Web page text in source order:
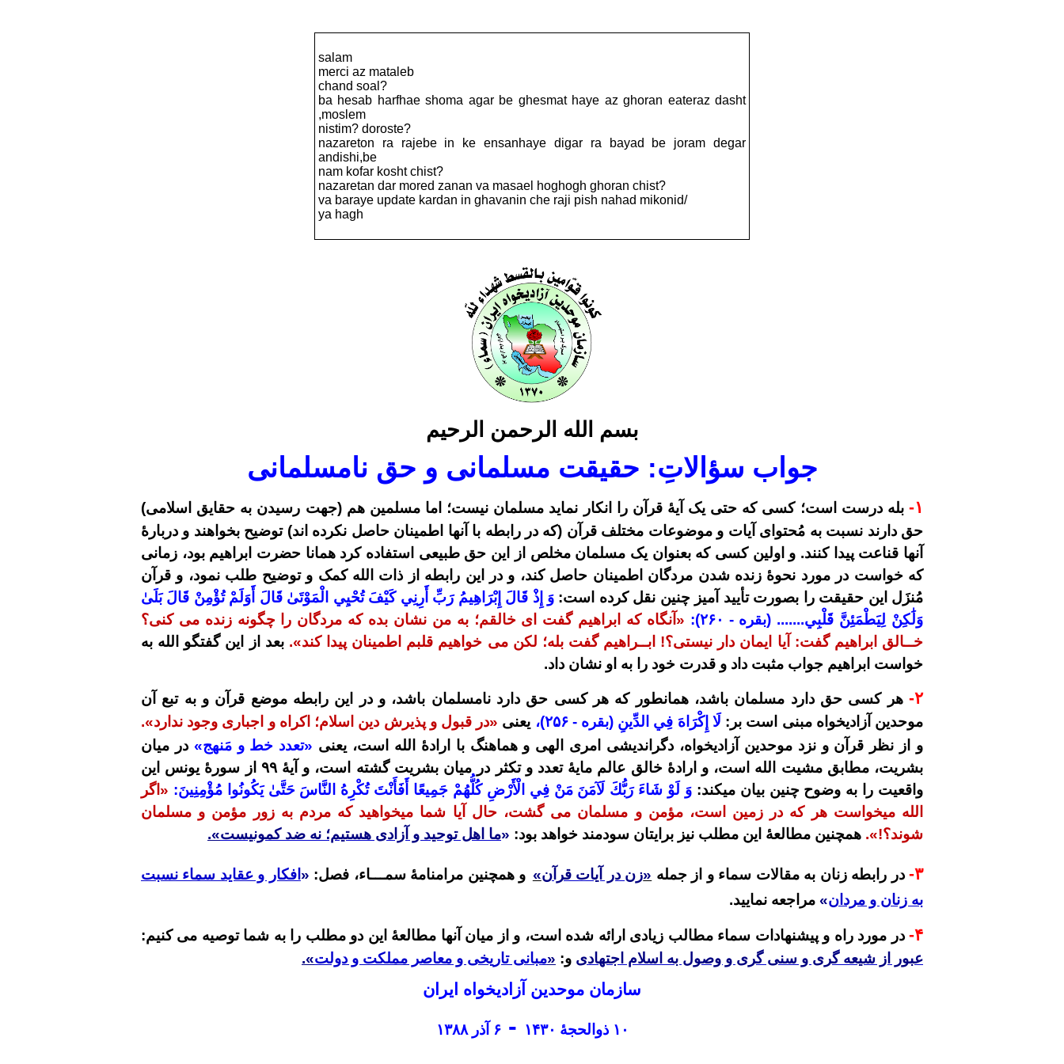
salam
merci az mataleb
chand soal?
ba hesab harfhae shoma agar be ghesmat haye az ghoran eateraz dasht
,moslem
nistim? doroste?
nazareton ra rajebe in ke ensanhaye digar ra bayad be joram degar
andishi,be
nam kofar kosht chist?
nazaretan dar mored zanan va masael hoghogh ghoran chist?
va baraye update kardan in ghavanin che raji pish nahad mikonid/
ya hagh
بسم الله الرحمن الرحيم
جواب سؤالاتِ: حقیقت مسلمانی و حق نامسلمانی
۱-بله درست است؛ کسی که حتی یک آیۀ قرآن را انکار نماید مسلمان نیست؛ اما مسلمین هم (جهت رسیدن به حقایق اسلامی)
حق دارند نسبت به مُحتوای آیات و موضوعات مختلف قرآن (که در رابطه با آنها اطمینان حاصل نکرده اند) توضیح بخواهند و دربارۀ
آنها قناعت پیدا کنند. و اولین کسی که بعنوان یک مسلمان مخلص از این حق طبیعی استفاده کرد همانا حضرت ابراهیم بود، زمانی
که خواست در مورد نحوۀ زنده شدن مردگان اطمینان حاصل کند، و در این رابطه از ذات الله کمک و توضیح طلب نمود، و قرآن
مُنزَل این حقیقت را بصورت تأیید آمیز چنین نقل کرده است: وَ إِذْ قَالَ إِبْرَاهِيمُ رَبِّ أَرِنِي كَيْفَ تُحْيِي الْمَوْتَىٰ قَالَ أَوَلَمْ تُؤْمِنْ قَالَ بَلَىٰ
وَلَٰكِنْ لِيَطْمَئِنَّ قَلْبِي....... (بقره - ۲۶۰): «آنگاه که ابراهیم گفت ای خالقم؛ به من نشان بده که مردگان را چگونه زنده می کنی؟
خــالق ابراهیم گفت: آیا ایمان دار نیستی؟! ابــراهیم گفت بله؛ لکن می خواهیم قلبم اطمینان پیدا کند».بعد از این گفتگو الله به
خواست ابراهیم جواب مثبت داد و قدرت خود را به او نشان داد.
۲- هر کسی حق دارد مسلمان باشد، همانطور که هر کسی حق دارد نامسلمان باشد، و در این رابطه موضع قرآن و به تبع آن
موحدین آزادیخواه مبنی است بر: لَا إِكْرَاهَ فِي الدِّينِ (بقره -۲۵۶)، یعنی «در قبول و پذیرش دین اسلام؛ اکراه و اجباری وجود ندارد».
و از نظر قرآن و نزد موحدین آزادیخواه، دگراندیشی امری الهی و هماهنگ با ارادۀ الله است، یعنی «تعدد خط و مَنهج» در میان
بشریت، مطابق مشیت الله است، و ارادۀ خالق عالم مایۀ تعدد و تکثر در میان بشریت گشته است، و آیۀ۹۹ از سورۀ یونس این
واقعیت را به وضوح چنین بیان میکند:وَ لَوْ شَاءَ رَبُّكَ لَآمَنَ مَنْ فِي الْأَرْضِ كُلُّهُمْ جَمِيعًا أَفَأَنْتَتُكْرِهُ النَّاسَ حَتَّىٰ يَكُونُوا مُؤْمِنِينَ: «اگر
اللهمیخو است هر که در زمین است، مؤمن و مسلمان می گشت، حال آیا شما میخواهید که مردم به زور مؤمن و مسلمان
شوند؟!». همچنین مطالعۀ این مطلب نیز برایتان سودمند خواهد بود: «ما اهل توحید و آزادی هستیم؛ نه ضد کمونیست».
۳-در رابطه زنان به مقالات سماء و از جمله «زن در آیات قرآن» و همچنین مرامنامۀ سمـــاء، فصل: « افکار و عقاید سماء نسبت
به زنان و مردان» مراجعه نمایید.
۴- در مورد راه و پیشنهادات سماء مطالب زیادی ارائه شده است، و از میان آنها مطالعۀ این دو مطلب را به شما توصیه می کنیم:
عبور از شيعه گرى و سنى گرى و وصول به اسلام اجتهادى و: «مبانی تاریخی و معاصر مملکت و دولت».
سازمان موحدین آزادیخواه ایران
۱۰ ذوالحجۀ ۱۴۳۰ -۶ آذر۱۳۸۸